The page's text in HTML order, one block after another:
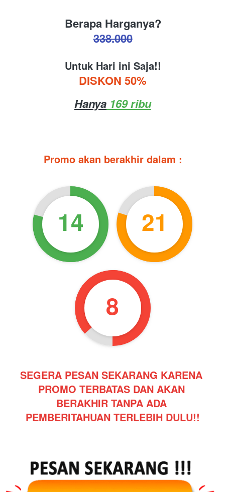
Berapa Harganya?
338.000
Untuk Hari ini Saja!!
DISKON 50%
Hanya 169 ribu
Promo akan berakhir dalam :
14 21
7
SEGERA PESAN SEKARANG KARENA
PROMO TERBATAS DAN AKAN
BERAKHIR TANPA ADA
PEMBERITAHUAN TERLEBIH DULU!!